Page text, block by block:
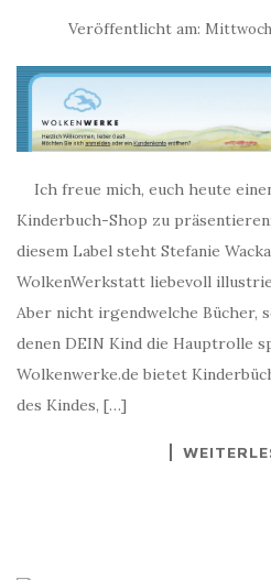
Veröffentlicht am:
Ich freue mich, euch heute
Kinderbuch-Shop zu
diesem Label steht Stefanie
WolkenWerkstatt liebevoll
Aber nicht irgendwelche Bücher,
denen DEIN Kind die Hauptrolle
Wolkenwerke.de bietet
des Kindes, […]